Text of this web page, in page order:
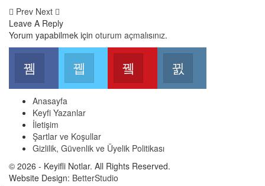
Prev Next
Leave A Reply
Yorum yapabilmek için oturum açmalısınız.
Facebook
Join us on FacebookJoin us on Twitter
Youtube
Join us on Youtube
Anasayfa
Keyfi Yazanlar
İletişim
Şartlar ve Koşullar
Gizlilik, Güvenlik ve Üyelik Politikası
© 2026 - Keyifli Notlar. All Rights Reserved.
Website Design: BetterStudio